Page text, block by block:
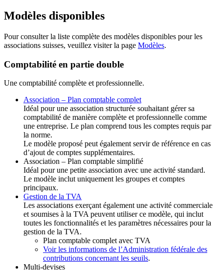
Modèles disponibles
Pour consulter la liste complète des modèles disponibles pour les
associations suisses, veuillez visiter la page Modèles.
Comptabilité en partie double
Une comptabilité complète et professionnelle.
Association – Plan comptable complet
Idéal pour une association structurée souhaitant gérer sa
comptabilité de manière complète et professionnelle comme
une entreprise. Le plan comprend tous les comptes requis par
la norme.
Le modèle proposé peut également servir de référence en cas
d’ajout de comptes supplémentaires.
Association – Plan comptable simplifié
Idéal pour une petite association avec une activité standard.
Le modèle inclut uniquement les groupes et comptes
principaux.
Gestion de la TVA
Les associations exerçant également une activité commerciale
et soumises à la TVA peuvent utiliser ce modèle, qui inclut
toutes les fonctionnalités et les paramètres nécessaires pour la
gestion de la TVA.
Plan comptable complet avec TVA
Voir les informations de l’Administration fédérale des
contributions concernant les seuils.
Multi-devises